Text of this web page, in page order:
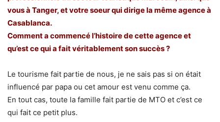
vous à Tanger, et votre soeur qui dirige la même agence à
Casablanca.
Comment a commencé l’histoire de cette agence et
qu’est ce qui a fait véritablement son succès ?
Le tourisme fait partie de nous, je ne sais pas si on était
influencé par papa ou cet amour est venu comme ça.
En tout cas, toute la famille fait partie de MTO et c’est ce
qui fait ce petit plus.